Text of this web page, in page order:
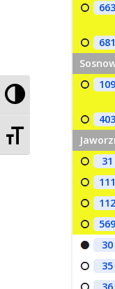
Przełącz
Zmień
663
681
109
403
31
111
112
569
30
35